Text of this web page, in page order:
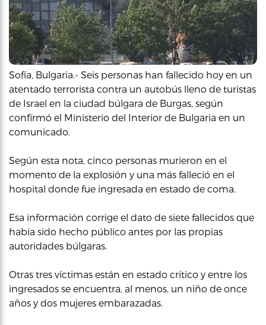
Sofía, Bulgaria.- Seis personas han fallecido hoy en un
atentado terrorista contra un autobús lleno de turistas
de Israel en la ciudad búlgara de Burgas, según
confirmó el Ministerio del Interior de Bulgaria en un
comunicado.
Según esta nota, cinco personas murieron en el
momento de la explosión y una más falleció en el
hospital donde fue ingresada en estado de coma.
Esa información corrige el dato de siete fallecidos que
había sido hecho público antes por las propias
autoridades búlgaras.
Otras tres víctimas están en estado crítico y entre los
ingresados se encuentra, al menos, un niño de once
años y dos mujeres embarazadas.